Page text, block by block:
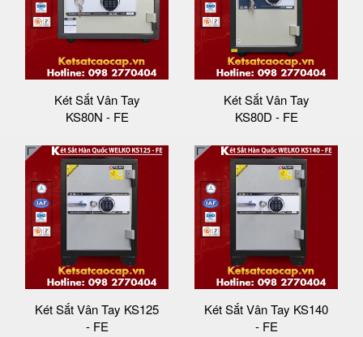
Két Sắt Vân Tay
KS80N - FE
Két Sắt Vân Tay
KS80D - FE
Két Sắt Vân Tay KS125
- FE
Két Sắt Vân Tay KS140
- FE